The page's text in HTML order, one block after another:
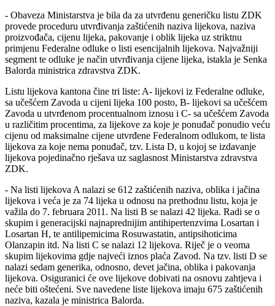
- Obaveza Ministarstva je bila da za utvrđenu generičku listu ZDK
provede proceduru utvrđivanja zaštićenih naziva lijekova, naziva
proizvođača, cijenu lijeka, pakovanje i oblik lijeka uz striktnu
primjenu Federalne odluke o listi esencijalnih lijekova. Najvažniji
segment te odluke je način utvrđivanja cijene lijeka, istakla je Senka
Balorda ministrica zdravstva ZDK.
Listu lijekova kantona čine tri liste: A- lijekovi iz Federalne odluke,
sa učešćem Zavoda u cijeni lijeka 100 posto, B- lijekovi sa učešćem
Zavoda u utvrđenom procentualnom iznosu i C- sa učešćem Zavoda
u različitim procentima, za lijekove za koje je ponuđač ponudio veću
cijenu od maksimalne cijene utvrđene Federalnom odlukom, te lista
lijekova za koje nema ponuđač, tzv. Lista D, u kojoj se izdavanje
lijekova pojedinačno rješava uz saglasnost Ministarstva zdravstva
ZDK.
- Na listi lijekova A nalazi se 612 zaštićenih naziva, oblika i jačina
lijekova i veća je za 74 lijeka u odnosu na prethodnu listu, koja je
važila do 7. februara 2011. Na listi B se nalazi 42 lijeka. Radi se o
skupim i generacijski najnaprednijim antihipertenzvima Losartan i
Losartan H, te antilipemicima Rosuwastatin, antipsihoticima
Olanzapin itd. Na listi C se nalazi 12 lijekova. Riječ je o veoma
skupim lijekovima gdje najveći iznos plaća Zavod. Na tzv. listi D se
nalazi sedam generika, odnosno, devet jačina, oblika i pakovanja
lijekova. Osiguranici će ove lijekove dobivati na osnovu zahtjeva i
neće biti oštećeni. Sve navedene liste lijekova imaju 675 zaštićenih
naziva, kazala je ministrica Balorda.